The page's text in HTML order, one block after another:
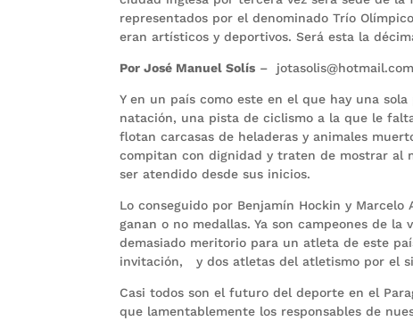
representados por el denominado Trío
eran artísticos y deportivos. Será esta la
Por José Manuel Solís – jotasolis@hotmail.com
Y en un país como este en el que hay una
natación, una pista de ciclismo a la que le
flotan carcasas de heladeras y animales
compitan con dignidad y traten de mostrar al
ser atendido desde sus inicios.
Lo conseguido por Benjamín Hockin y
ganan o no medallas. Ya son campeones de
demasiado meritorio para un atleta de este
invitación, y dos atletas del atletismo por el
Casi todos son el futuro del deporte en el
que lamentablemente los responsables de